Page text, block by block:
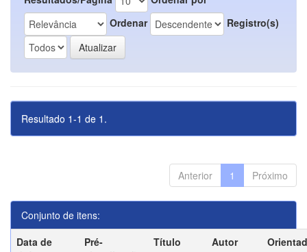
Ordenar
Registro(s)
Resultado 1-1 de 1.
Anterior 1 Próximo
Conjunto de itens:
Data de
Pré-
Título Autor